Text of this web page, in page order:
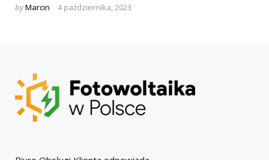
Posted
byMarcin 4 października, 2023